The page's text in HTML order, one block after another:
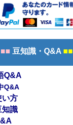
■■ 豆知識・Q&A ■■
Q&A
Q&A
い方
知識